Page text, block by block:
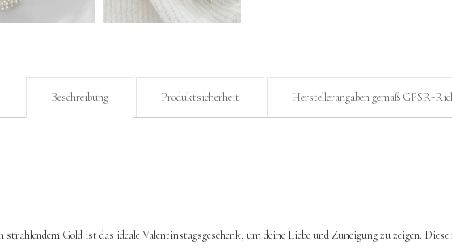
Beschreibung Produktsicherheit Herstellerangaben gemäß GPSR-
strahlendem Gold ist das ideale Valentinstagsgeschenk, um deine Liebe und Zuneigung zu zeigen.